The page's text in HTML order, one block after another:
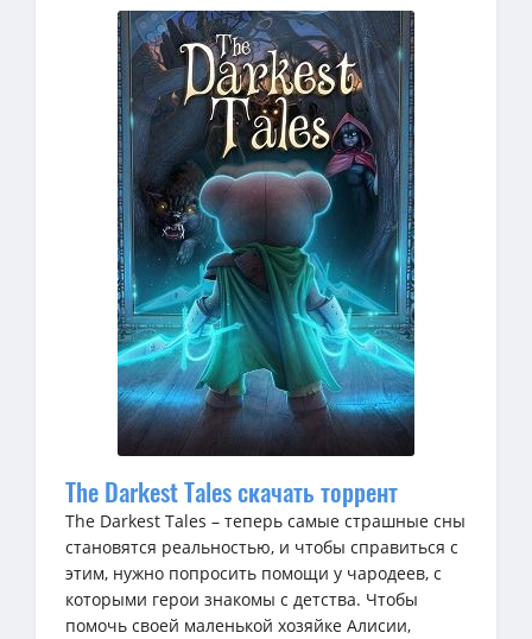
The Darkest Tales скачать торрент
The Darkest Tales – теперь самые страшные сны
становятся реальностью, и чтобы справиться с
этим, нужно попросить помощи у чародеев, с
которыми герои знакомы с детства. Чтобы
помочь своей маленькой хозяйке Алисии,